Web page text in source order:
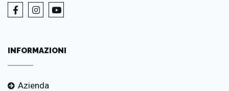
INFORMAZIONI
Azienda